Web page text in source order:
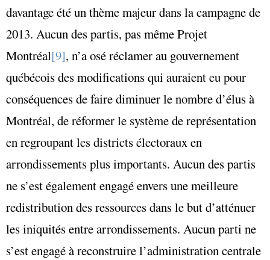
davantage été un thème majeur dans la campagne de
2013. Aucun des partis, pas même Projet
Montréal[9], n’a osé réclamer au gouvernement
québécois des modifications qui auraient eu pour
conséquences de faire diminuer le nombre d’élus à
Montréal, de réformer le système de représentation
en regroupant les districts électoraux en
arrondissements plus importants. Aucun des partis
ne s’est également engagé envers une meilleure
redistribution des ressources dans le but d’atténuer
les iniquités entre arrondissements. Aucun parti ne
s’est engagé à reconstruire l’administration centrale